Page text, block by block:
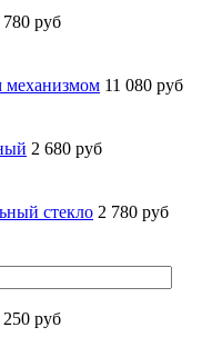
780 руб
11 080 руб
2 680 руб
стекло 2 780 руб
250 руб